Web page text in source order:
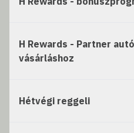
H Rewards - Partner
vásárláshoz
Hétvégi reggeli